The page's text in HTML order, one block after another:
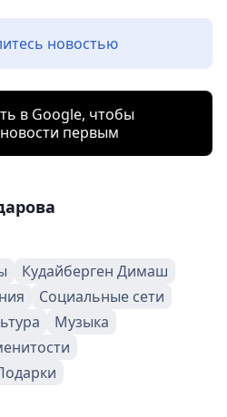
новостью
в Google, чтобы
первым
Кудайберген Димаш
Социальные сети
Музыка